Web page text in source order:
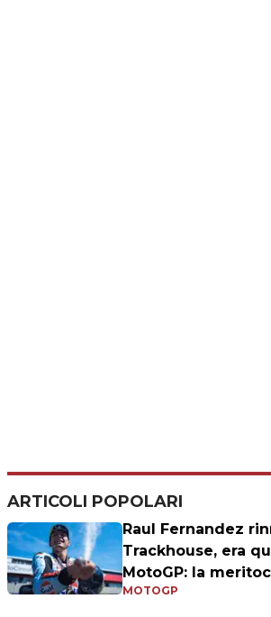
ARTICOLI POPOLARI
Raul Fernandez
Trackhouse, era
MotoGP: la
MOTOGP